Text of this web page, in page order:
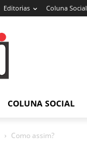
Editorias Coluna Social
COLUNA SOCIAL
Como assim?